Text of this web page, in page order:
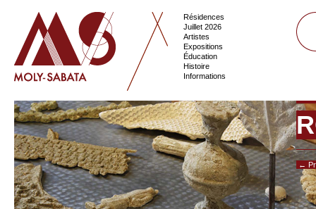
Résidences
Juillet 2026
Artistes
Expositions
Éducation
Histoire
Informations
←